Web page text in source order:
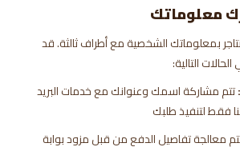
نتاجر بمعلوماتك الشخصية مع أطراف ثالثة. قد
التالية:
تتم مشاركة اسمك وعنوانك مع خدمات البريد
فقط لتنفيذ طلبك
معالجة تفاصيل الدفع من قبل مزود بوابة